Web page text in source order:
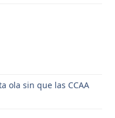
ola sin que las CCAA